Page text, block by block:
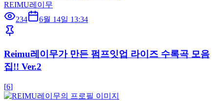
REIMU레이무
234
6월 14일 13:34
Reimu레이무가 만든 펌프잇업 라이즈 수록곡 모음
집!! Ver.2
[6]